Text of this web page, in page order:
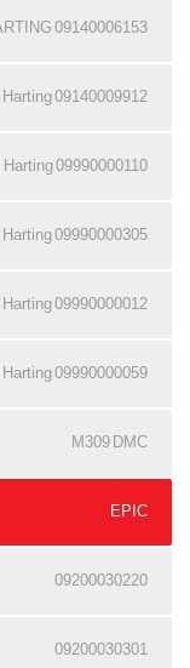
09140006153 HARTING
09140009912 Harting
09990000110 Harting
09990000305 Harting
09990000012 Harting
09990000059 Harting
M309 DMC
EPIC
09200030220
09200030301